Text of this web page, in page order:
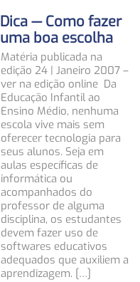
Dica — Como fazer
uma boa escolha
Matéria publicada na
edição 24 | Janeiro 2007 –
ver na edição online Da
Educação Infantil ao
Ensino Médio, nenhuma
escola vive mais sem
oferecer tecnologia para
seus alunos. Seja em
aulas específicas de
informática ou
acompanhados do
professor de alguma
disciplina, os estudantes
devem fazer uso de
softwares educativos
adequados que auxiliem a
aprendizagem. […]